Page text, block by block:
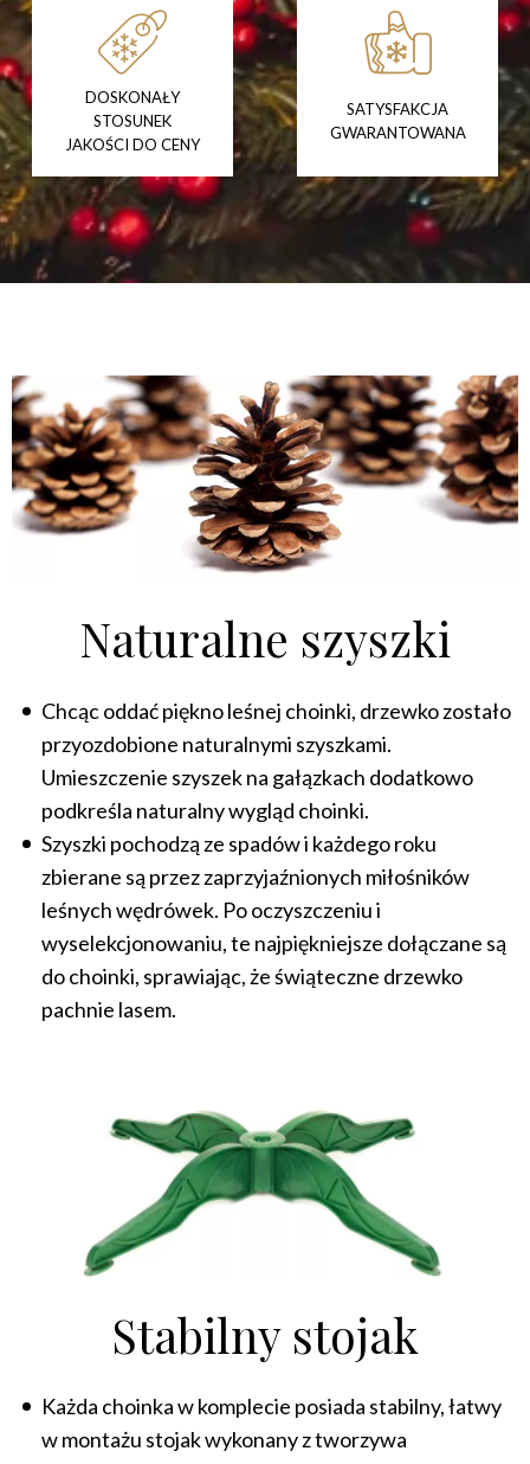
DOSKONAŁY
STOSUNEK
JAKOŚCI DO CENY
SATYSFAKCJA
GWARANTOWANA
Naturalne szyszki
Chcąc oddać piękno leśnej choinki, drzewko zostało
przyozdobione naturalnymi szyszkami.
Umieszczenie szyszek na gałązkach dodatkowo
podkreśla naturalny wygląd choinki.
Szyszki pochodzą ze spadów i każdego roku
zbierane są przez zaprzyjaźnionych miłośników
leśnych wędrówek. Po oczyszczeniu i
wyselekcjonowaniu, te najpiękniejsze dołączane są
do choinki, sprawiając, że świąteczne drzewko
pachnie lasem.
Stabilny stojak
Każda choinka w komplecie posiada stabilny, łatwy
w montażu stojak wykonany z tworzywa